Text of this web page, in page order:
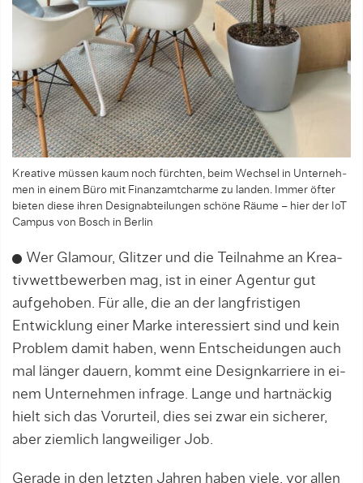
Kreative müssen kaum noch fürchten, beim Wechsel in Unterneh­
men in einem Büro mit Finanzamtcharme zu landen. Immer öfter
bieten diese ihren Design­abteilungen schöne Räume – hier der IoT
Campus von Bosch in Berlin
Wer Glamour, Glitzer und die Teilnahme an Kre­a­
tiv­­wettbewerben mag, ist in einer Agentur gut
aufgehoben. Für alle, die an der langfristigen
Entwicklung einer Marke interessiert sind und kein
Problem damit haben, wenn Entscheidungen auch
mal länger dauern, kommt eine Designkarriere in ei­
nem Un­ter­nehmen infrage. Lange und hartnäckig
hielt sich das Vorurteil, dies sei zwar ein sicherer,
aber ziemlich langweiliger Job.
Gerade in den letzten Jahren haben viele, vor allen